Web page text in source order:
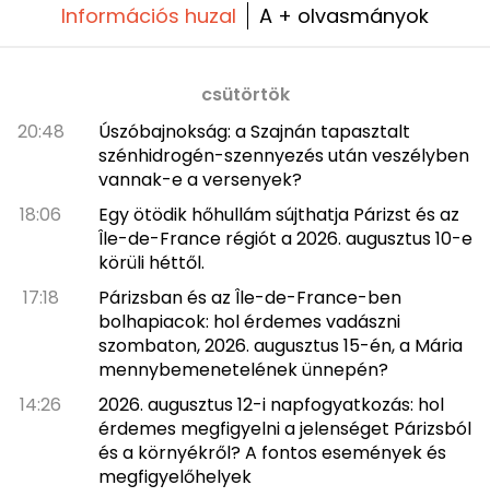
Információs huzal A + olvasmányok
csütörtök
20:48
Úszóbajnokság: a Szajnán tapasztalt
szénhidrogén-szennyezés után veszélyben
vannak-e a versenyek?
18:06
Egy ötödik hőhullám sújthatja Párizst és az
Île-de-France régiót a 2026. augusztus 10-e
körüli héttől.
17:18
Párizsban és az Île-de-France-ben
bolhapiacok: hol érdemes vadászni
szombaton, 2026. augusztus 15-én, a Mária
mennybemenetelének ünnepén?
14:26
2026. augusztus 12-i napfogyatkozás: hol
érdemes megfigyelni a jelenséget Párizsból
és a környékről? A fontos események és
megfigyelőhelyek